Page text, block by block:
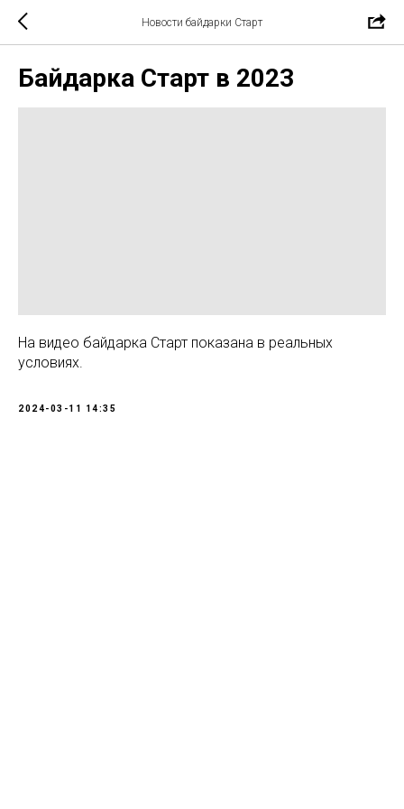
Новости байдарки Старт
Байдарка Старт в 2023
На видео байдарка Старт показана в реальных
условиях.
2024-03-11 14:35